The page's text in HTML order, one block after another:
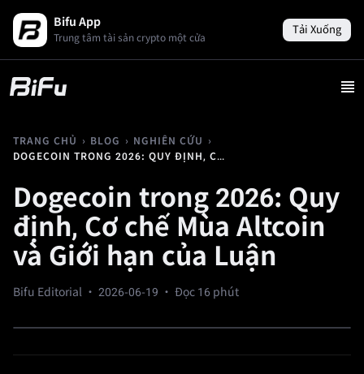
Bifu App
Trung tâm tài sản crypto một cửa
Tải Xuống
TRANG CHỦ › BLOG › NGHIÊN CỨU
›
DOGECOIN TRONG 2026: QUY ĐỊNH, CƠ CHẾ MÙA ALTCOIN VÀ GIỚI HẠN CỦA LUẬN
Dogecoin trong 2026: Quy
định, Cơ chế Mùa Altcoin
và Giới hạn của Luận
Bifu Editorial · 2026-06-19 · Đọc 16 phút